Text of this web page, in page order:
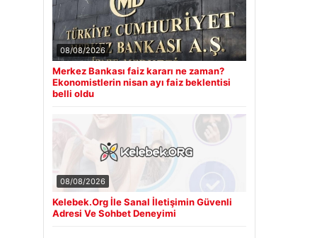
08/08/2026
Merkez Bankası faiz kararı ne zaman?
Ekonomistlerin nisan ayı faiz beklentisi
belli oldu
08/08/2026
Kelebek.Org İle Sanal İletişimin Güvenli
Adresi Ve Sohbet Deneyimi